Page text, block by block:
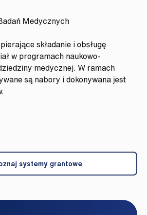
Medycznych
składanie i obsługę
w programach naukowo-
medycznej. W ramach
są nabory i dokonywana jest
systemy grantowe